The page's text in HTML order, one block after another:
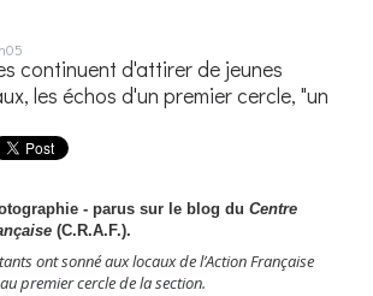
continuent d'attirer de jeunes
les échos d'un premier cercle, "un
- parus sur le blog du Centre
(C.R.A.F.).
ont sonné aux locaux de l’Action Française
premier cercle de la section.